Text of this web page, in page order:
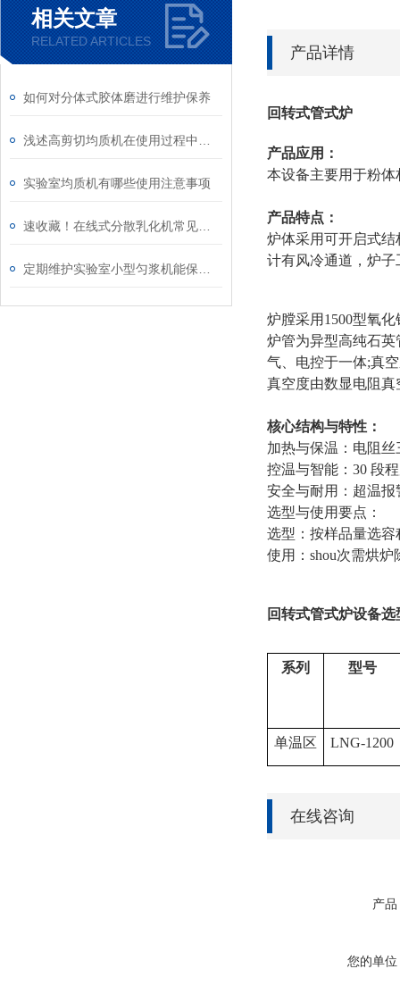
相关文章
RELATED ARTICLES
如何对分体式胶体磨进行维护保养
实验室均质机有哪些使用注意事项
产品详情
回转式管式炉
产品应用：
本设备主要用于粉
产品特点：
炉体采用可开启式
计有风冷通道，炉
炉膛采用1500型氧
炉管为异型高纯石英
气、电控于一体;真
真空度由数显电阻真
核心结构与特性：
加热与保温：电阻
控温与智能：30 段
安全与耐用：超温
选型与使用要点：
选型：按样品量选
使用：shou次需烘
回转式管式炉设备选
系列 型号
单温区 LNG-1200
在线咨询
产品
您的单位